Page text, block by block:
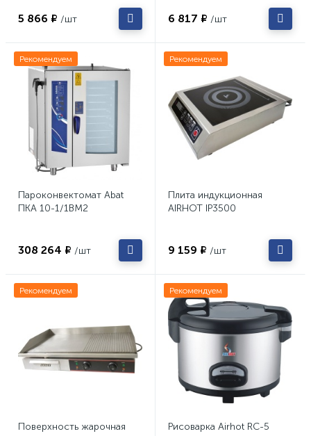
5 866 ₽ /шт 6 817 ₽ /шт
Рекомендуем
Пароконвектомат Abat
ПКА 10-1/1ВМ2
308 264 ₽ /шт
Рекомендуем
Плита индукционная
AIRHOT IP3500
9 159 ₽ /шт
Рекомендуем
Поверхность жарочная
Рекомендуем
Рисоварка Airhot RC-5